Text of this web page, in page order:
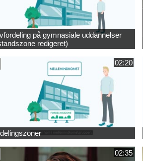
på gymnasiale uddannelser
redigeret)
02:20
02:35